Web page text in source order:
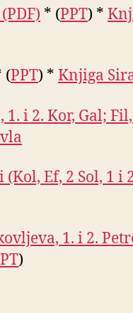
* (PPT) *
(PPT) * Knjiga
i 2. Kor, Gal;
Ef, 2 Sol, 1 i
1. i 2.
)